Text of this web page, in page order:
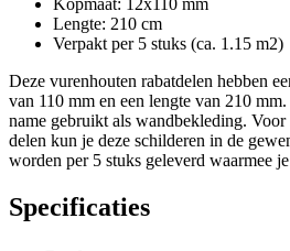
Lengte: 210 cm
Verpakt per 5 stuks (ca. 1.15 m2)
Deze vurenhouten rabatdelen hebben
van 110 mm en een lengte van 210
name gebruikt als wandbekleding.
delen kun je deze schilderen in de
worden per 5 stuks geleverd waarmee
Specificaties